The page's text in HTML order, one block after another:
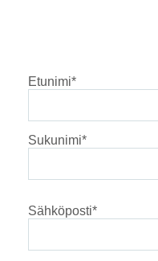
Etunimi*
Sukunimi*
Sähköposti*